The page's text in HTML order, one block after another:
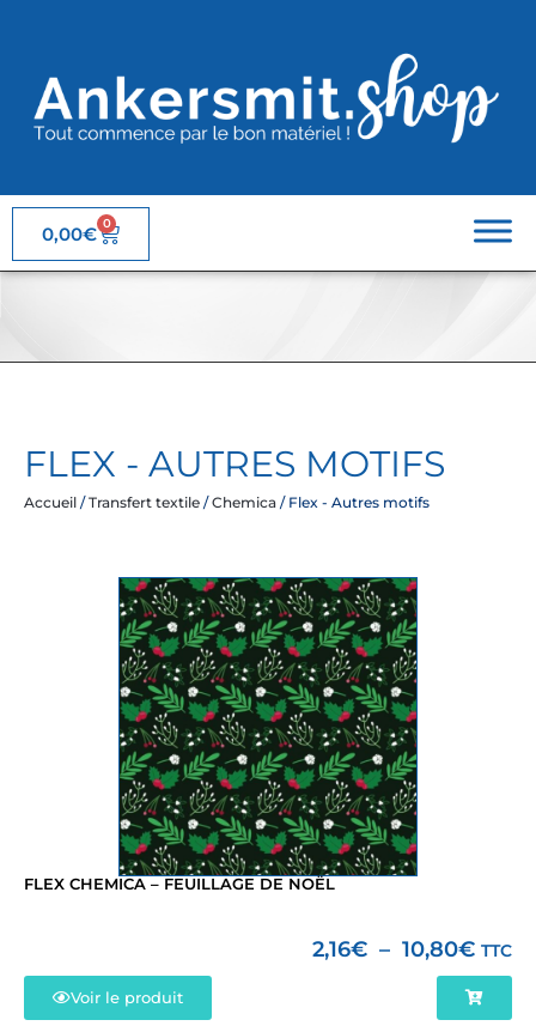
0,00€ 0
FLEX - AUTRES MOTIFS
Accueil /Transfert textile /Chemica / Flex - Autres motifs
FLEX CHEMICA – FEUILLAGE DE NOËL
2,16€ – 10,80€ TTC
Voir le produit